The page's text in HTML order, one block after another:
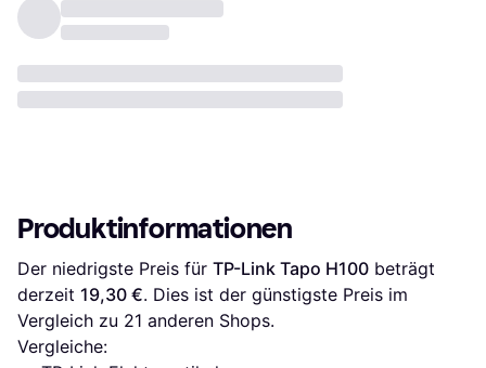
Produktinformationen
Der niedrigste Preis für TP-Link Tapo H100 beträgt
derzeit 19,30 €. Dies ist der günstigste Preis im
Vergleich zu 21 anderen Shops.
Vergleiche: